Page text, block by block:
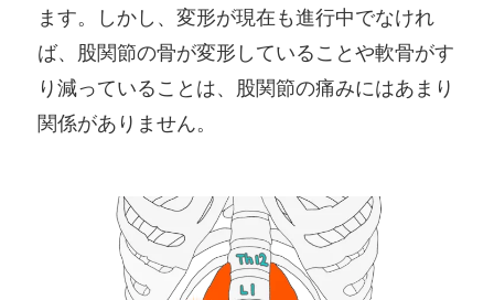
ます。しかし、変形が現在も進行中でなけれ
ば、股関節の骨が変形していることや軟骨がす
り減っていることは、股関節の痛みにはあまり
関係がありません。